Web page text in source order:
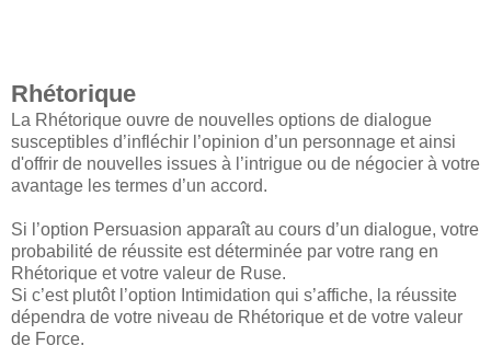
Rhétorique
La Rhétorique ouvre de nouvelles options de dialogue
susceptibles d’infléchir l’opinion d’un personnage et ainsi
d'offrir de nouvelles issues à l’intrigue ou de négocier à votre
avantage les termes d’un accord.
Si l’option Persuasion apparaît au cours d’un dialogue, votre
probabilité de réussite est déterminée par votre rang en
Rhétorique et votre valeur de Ruse.
Si c’est plutôt l’option Intimidation qui s’affiche, la réussite
dépendra de votre niveau de Rhétorique et de votre valeur
de Force.